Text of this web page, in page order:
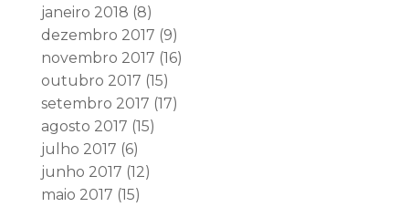
janeiro 2018 (8)
dezembro 2017 (9)
novembro 2017 (16)
outubro 2017 (15)
setembro 2017 (17)
agosto 2017 (15)
julho 2017 (6)
junho 2017 (12)
maio 2017 (15)